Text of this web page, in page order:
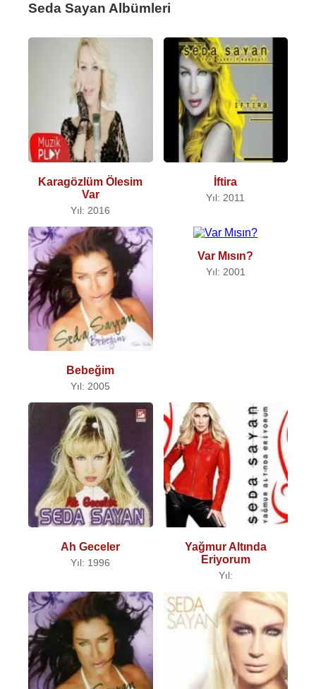
Seda Sayan Albümleri
Karagözlüm Ölesim
Var
Yıl: 2016
İftira
Yıl: 2011
Bebeğim
Yıl: 2005
Var Mısın?
Yıl: 2001
Ah Geceler
Yıl: 1996
Yağmur Altında
Eriyorum
Yıl: